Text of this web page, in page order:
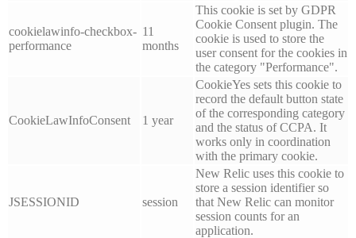
cookielawinfo-checkbox-
performance
11
months
This cookie is set by GDPR
Cookie Consent plugin. The
cookie is used to store the
user consent for the cookies in
the category "Performance".
CookieLawInfoConsent 1 year
CookieYes sets this cookie to
record the default button state
of the corresponding category
and the status of CCPA. It
works only in coordination
with the primary cookie.
JSESSIONID session
New Relic uses this cookie to
store a session identifier so
that New Relic can monitor
session counts for an
application.